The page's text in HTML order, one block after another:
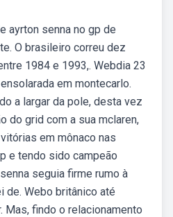
ayrton senna no gp de
O brasileiro correu dez
1984 e 1993,. Webdia 23
em montecarlo.
a largar da pole, desta vez
do grid com a sua mclaren,
em mônaco nas
e tendo sido campeão
seguia firme rumo à
de. Webo britânico até
Mas, findo o relacionamento